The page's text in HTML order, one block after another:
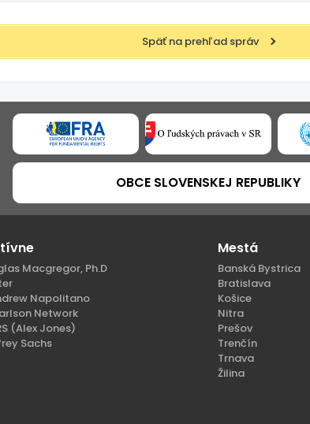
Späť na prehľad správ
OBCE SLOVENSKEJ REPUBLIKY
Macgregor, Ph.D
Napolitano
Network
(Alex Jones)
Sachs
Mestá
Banská Bystrica
Bratislava
Košice
Nitra
Prešov
Trenčín
Trnava
Žilina